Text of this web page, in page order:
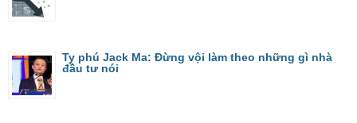
Ty phú Jack Ma: Đừng vội làm theo những gì nhà
đầu tư nói